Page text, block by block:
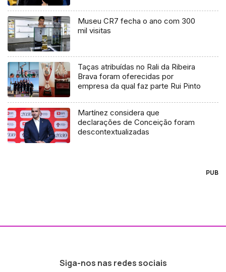
Museu CR7 fecha o ano com 300
mil visitas
Taças atribuídas no Rali da Ribeira
Brava foram oferecidas por
empresa da qual faz parte Rui Pinto
Martínez considera que
declarações de Conceição foram
descontextualizadas
PUB
Siga-nos nas redes sociais